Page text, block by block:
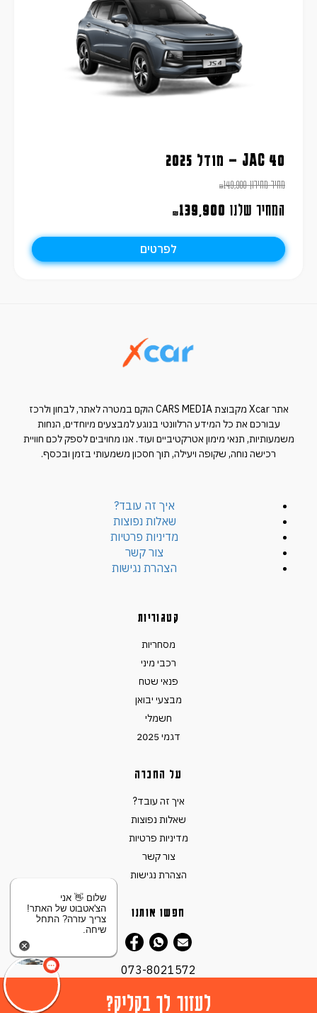
לעזור לך בקליק?
JAC 40 – מודל 2025
מחיר מחירון ₪149,900
המחיר שלנו ₪139,900
לפרטים
אתר Xcar מקבוצת CARS MEDIA הוקם במטרה לאתר, לבחון ולרכז
עבורכם את כל המידע הרלוונטי בנוגע למבצעים מיוחדים, הנחות
משמעותיות, תנאי מימון אטרקטיביים ועוד. אנו מחויבים לספק לכם חוויית
רכישה נוחה, שקופה ויעילה, תוך חסכון משמעותי בזמן ובכסף.
איך זה עובד?
שאלות נפוצות
מדיניות פרטיות
צור קשר
הצהרת נגישות
קטגוריות
מסחריות
רכבי מיני
פנאי שטח
מבצעי יבואן
חשמלי
דגמי 2025
על החברה
איך זה עובד?
שאלות נפוצות
מדיניות פרטיות
צור קשר
הצהרת נגישות
חפשו אותנו
073-8021572
© כל הזכויות שמורות ל - 2026 XCAR
שלום 👋 אני
הצ'אטבוט של האתר!
צריך עזרה? התחל
שיחה.